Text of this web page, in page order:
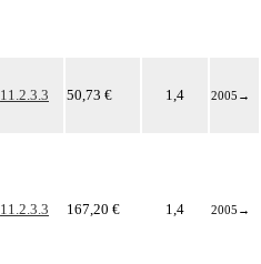
11.2.3.3 50,73 € 1,4 2005 →
11.2.3.3 167,20 € 1,4 2005 →